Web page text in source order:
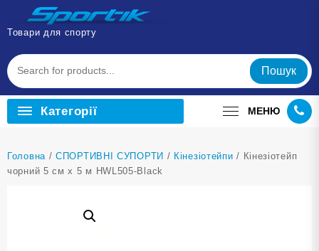
Перейти
вмісту
Товари для спорту
Пошук
Категорії МЕНЮ
Головна /СПОРТИВНІ СУПОРТИ / Кінезіотейпи / Кінезіотейп
чорний 5 см х 5 м HWL505-Black